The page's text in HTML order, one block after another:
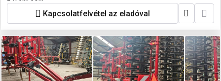
Kapcsolatfelvétel az eladóval